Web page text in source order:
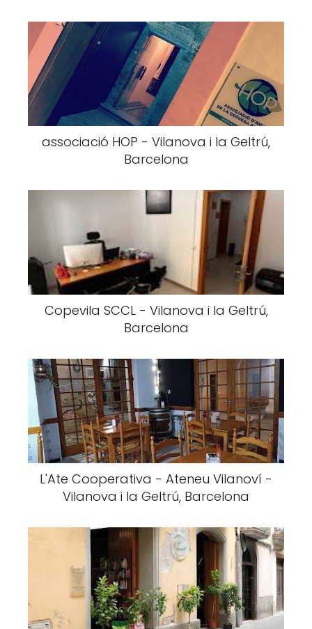
associació HOP - Vilanova i la Geltrú,
Barcelona
Copevila SCCL - Vilanova i la Geltrú,
Barcelona
L'Ate Cooperativa - Ateneu Vilanoví -
Vilanova i la Geltrú, Barcelona